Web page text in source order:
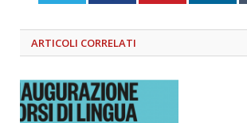
ARTICOLI CORRELATI